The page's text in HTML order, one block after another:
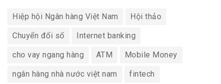
Hiệp hội Ngân hàng Việt Nam Hội thảo
Chuyển đổi số Internet banking
cho vay ngang hàng ATM Mobile Money
ngân hàng nhà nước việt nam fintech